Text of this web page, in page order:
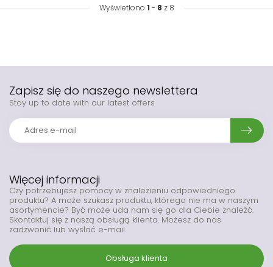
Wyświetlono 1 - 8 z 8
Więcej informacji
Czy potrzebujesz pomocy w znalezieniu odpowiedniego
produktu? A może szukasz produktu, którego nie ma w naszym
asortymencie? Być może uda nam się go dla Ciebie znaleźć.
Skontaktuj się z naszą obsługą klienta. Możesz do nas
zadzwonić lub wysłać e-mail.
Obsługa klienta
Zapisz się do naszego newslettera
Stay up to date with our latest offers